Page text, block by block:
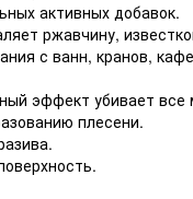
активных добавок.
ржавчину,
с ванн, кранов,
эффект убивает все
плесени.